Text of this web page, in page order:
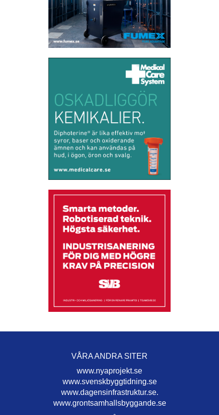
VÅRA ANDRA SITER
www.nyaprojekt.se
www.svenskbyggtidning.se
www.dagensinfrastruktur.se.
www.grontsamhallsbyggande.se